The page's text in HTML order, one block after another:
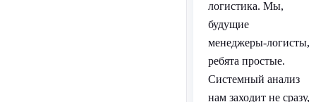
логистика. Мы,
будущие
менеджеры-логисты,
ребята простые.
Системный анализ
нам заходит не сразу,